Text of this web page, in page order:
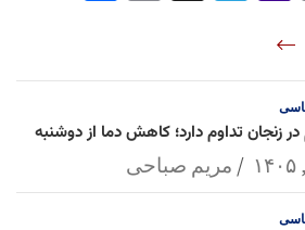
Lin
k
l
زنجان تداوم دارد؛ کاهش دما از دوشنبه
مریم صباحی